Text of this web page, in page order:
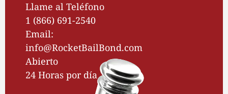
Llame al Teléfono
1 (866) 691-2540
Email:
info@RocketBailBond.com
Abierto
24 Horas por día